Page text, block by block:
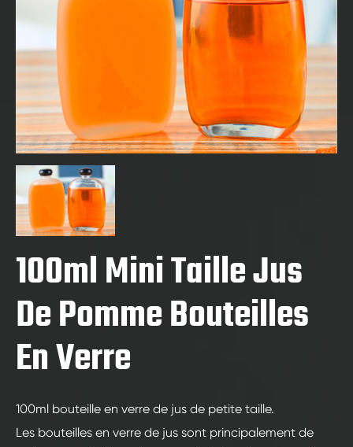
100ml Mini Taille Jus
De Pomme Bouteilles
En Verre
100ml bouteille en verre de jus de petite taille.
Les bouteilles en verre de jus sont principalement de